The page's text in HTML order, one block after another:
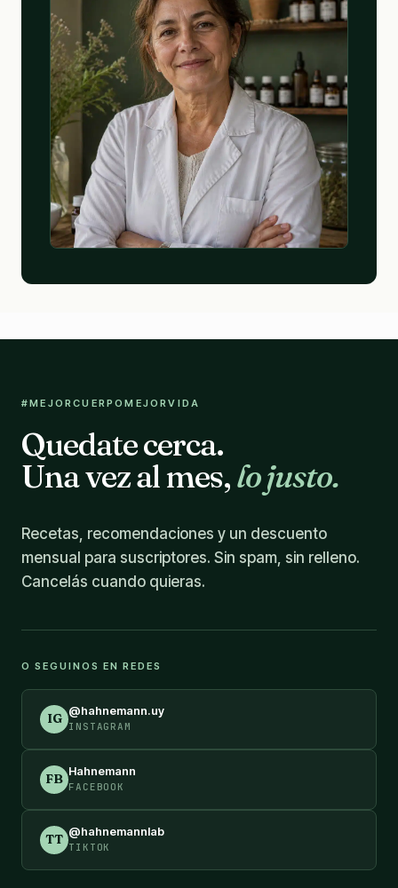
#MEJORCUERPOMEJORVIDA
Quedate cerca.
Una vez al mes,lo justo.
Recetas, recomendaciones y un descuento
mensual para suscriptores. Sin spam, sin relleno.
Cancelás cuando quieras.
O SEGUINOS EN REDES
IG
@hahnemann.uy
INSTAGRAM
FB
Hahnemann
FACEBOOK
TT
@hahnemannlab
TIKTOK